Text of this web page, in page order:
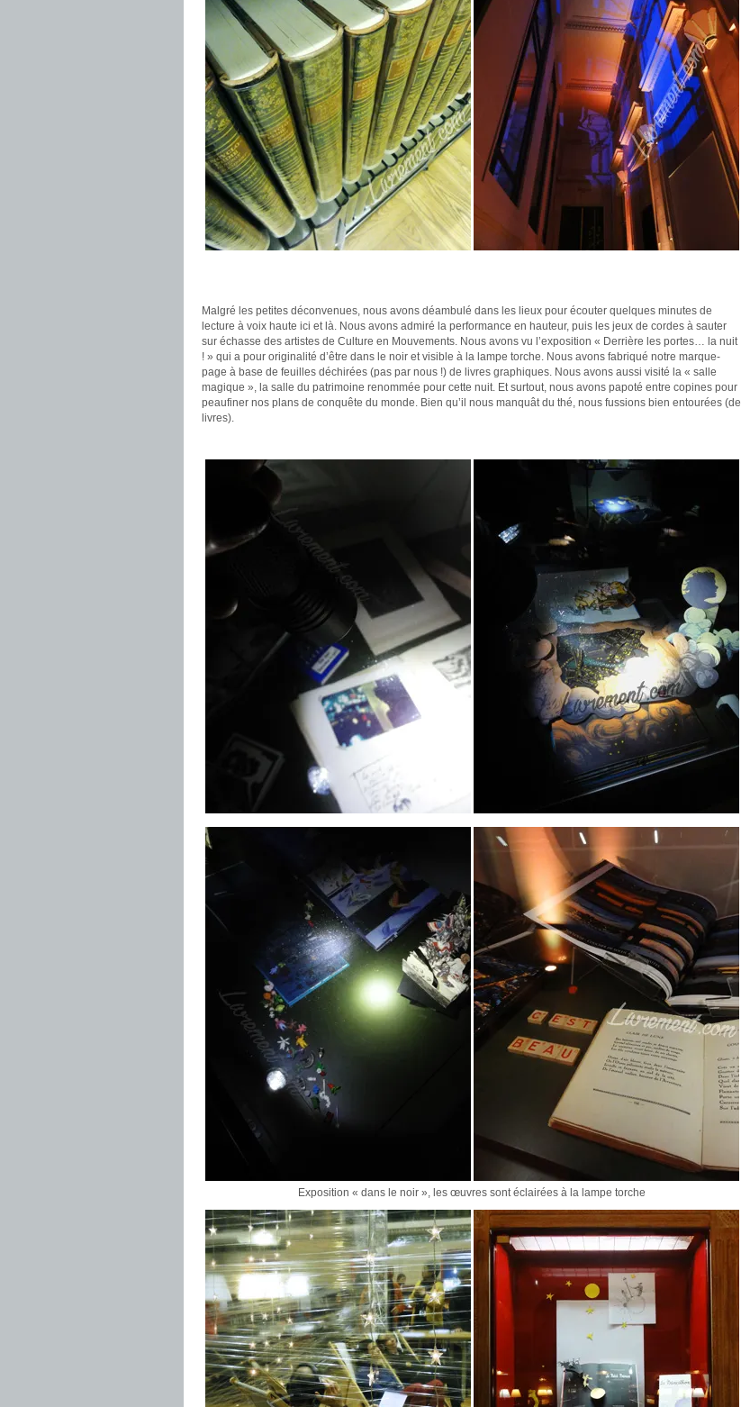
Malgré les petites déconvenues, nous avons déambulé dans les lieux pour écouter quelques minutes de
lecture à voix haute ici et là. Nous avons admiré la performance en hauteur, puis les jeux de cordes à sauter
sur échasse des artistes de Culture en Mouvements. Nous avons vu l’exposition « Derrière les portes… la nuit
! » qui a pour originalité d’être dans le noir et visible à la lampe torche. Nous avons fabriqué notre marque-
page à base de feuilles déchirées (pas par nous !) de livres graphiques. Nous avons aussi visité la « salle
magique », la salle du patrimoine renommée pour cette nuit. Et surtout, nous avons papoté entre copines pour
peaufiner nos plans de conquête du monde. Bien qu’il nous manquât du thé, nous fussions bien entourées (de
livres).
Exposition « dans le noir », les œuvres sont éclairées à la lampe torche